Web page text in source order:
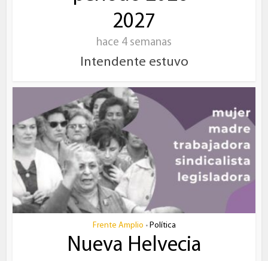
2027
hace 4 semanas
Intendente estuvo
Frente Amplio • Política
Nueva Helvecia